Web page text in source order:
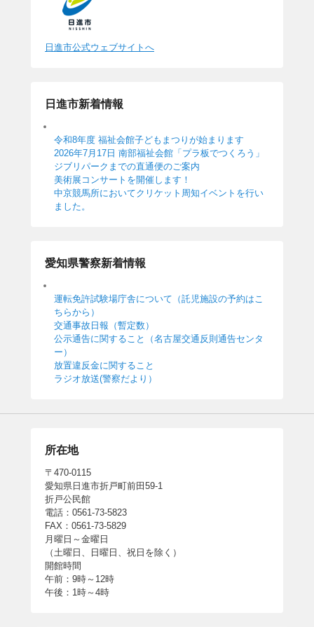
日進市公式ウェブサイトへ
日進市新着情報
令和8年度 福祉会館子どもまつりが始まります
2026年7月17日 南部福祉会館「プラ板でつくろう」
ジブリパークまでの直通便のご案内
美術展コンサートを開催します！
中京競馬所においてクリケット周知イベントを行い
ました。
愛知県警察新着情報
運転免許試験場庁舎について（託児施設の予約はこ
ちらから）
交通事故日報（暫定数）
公示通告に関すること（名古屋交通反則通告センタ
ー）
放置違反金に関すること
ラジオ放送(警察だより）
所在地
〒470-0115
愛知県日進市折戸町前田59-1
折戸公民館
電話：0561-73-5823
FAX：0561-73-5829
月曜日～金曜日
（土曜日、日曜日、祝日を除く）
開館時間
午前：9時～12時
午後：1時～4時